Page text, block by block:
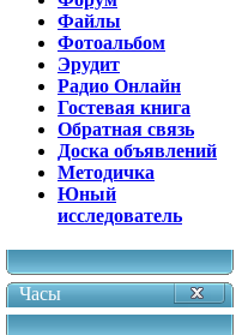
Файлы
Фотоальбом
Эрудит
Радио Онлайн
Гостевая книга
Обратная связь
Доска объявлений
Методичка
Юный
исследователь
Часы